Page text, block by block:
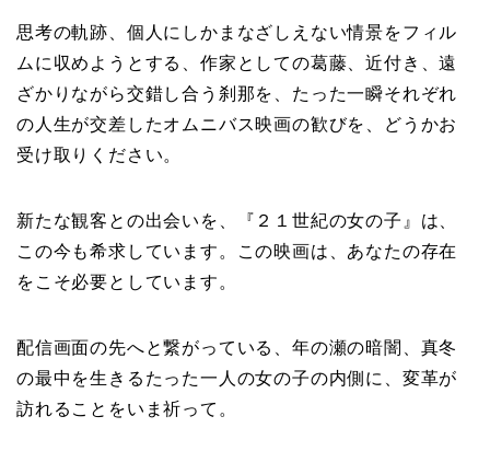
思考の軌跡、個人にしかまなざしえない情景をフィル
ムに収めようとする、作家としての葛藤、近付き、遠
ざかりながら交錯し合う刹那を、たった一瞬それぞれ
の人生が交差したオムニバス映画の歓びを、どうかお
受け取りください。
新たな観客との出会いを、『２１世紀の女の子』は、
この今も希求しています。この映画は、あなたの存在
をこそ必要としています。
配信画面の先へと繋がっている、年の瀬の暗闇、真冬
の最中を生きるたった一人の女の子の内側に、変革が
訪れることをいま祈って。